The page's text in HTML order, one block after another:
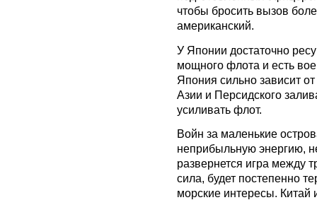
чтобы бросить вызов
американский.
У Японии достаточно
мощного флота и есть
Япония сильно зависит
Азии и Персидского
усиливать флот.
Войн за маленькие
неприбыльную энергию,
развернется игра между
сила, будет постепенно
морские интересы. Китай